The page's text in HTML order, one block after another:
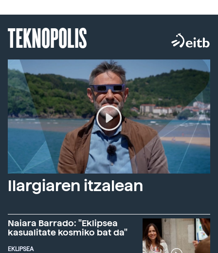
TEKNOPOLIS
Ilargiaren itzalean
Naiara Barrado: "Eklipsea
kasualitate kosmiko bat da"
EKLIPSEA